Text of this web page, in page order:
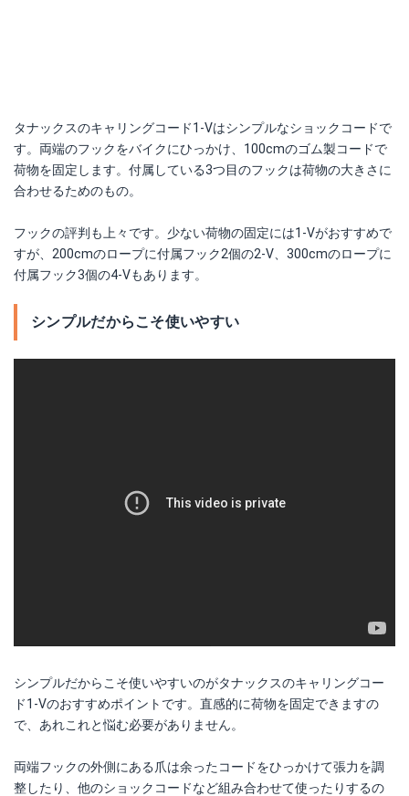
タナックスのキャリングコード1-Vはシンプルなショックコードで
す。両端のフックをバイクにひっかけ、100cmのゴム製コードで
荷物を固定します。付属している3つ目のフックは荷物の大きさに
合わせるためのもの。
フックの評判も上々です。少ない荷物の固定には1-Vがおすすめで
すが、200cmのロープに付属フック2個の2-V、300cmのロープに
付属フック3個の4-Vもあります。
シンプルだからこそ使いやすい
シンプルだからこそ使いやすいのがタナックスのキャリングコー
ド1-Vのおすすめポイントです。直感的に荷物を固定できますの
で、あれこれと悩む必要がありません。
両端フックの外側にある爪は余ったコードをひっかけて張力を調
整したり、他のショックコードなど組み合わせて使ったりするの